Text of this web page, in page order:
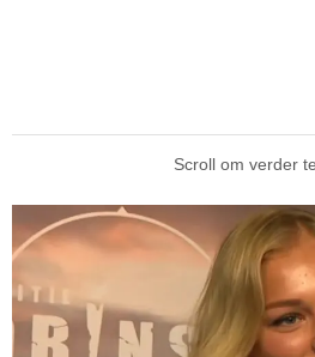
Scroll om verder